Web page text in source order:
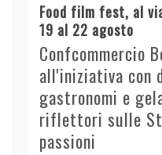
Food film fest, al
19 al 22 agosto
Confcommercio
all'iniziativa con
gastronomi e
riflettori sulle
passioni